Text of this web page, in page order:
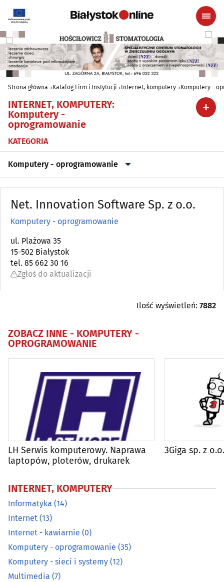
Strona główna Katalog Firm i Instytucji Internet, komputery Komputery -
INTERNET, KOMPUTERY:
Komputery -
oprogramowanie
KATEGORIA
Komputery - oprogramowanie
Informatyka(14)
Internet - kawiarnie
Komputery - oprogramowanie
Komputery - sieci i systemy(12)
Notebooki(5)
Pozycjonowanie stron(9)
Projektowanie stron WWW (32)
Serwis komputerów, notebooków
Net. Innovation Software Sp. z o.o.
Komputery - oprogramowanie
ul. Plażowa 35
15-502 Białystok
tel. 85 662 30 16
Zgłoś do aktualizacji
Ilość wyświetleń: 7882
ZOBACZ INNE - KOMPUTERY -
OPROGRAMOWANIE
LH Serwis komputerowy. Naprawa
laptopów, ploterów, drukarek
3Giga sp. z o.o.
INTERNET, KOMPUTERY
Informatyka (14)
Internet (13)
Internet - kawiarnie (0)
Komputery - oprogramowanie (35)
Komputery - sieci i systemy (12)
Multimedia (7)